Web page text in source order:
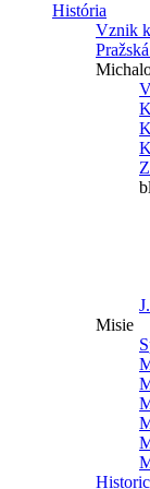
História
Vznik
Misie